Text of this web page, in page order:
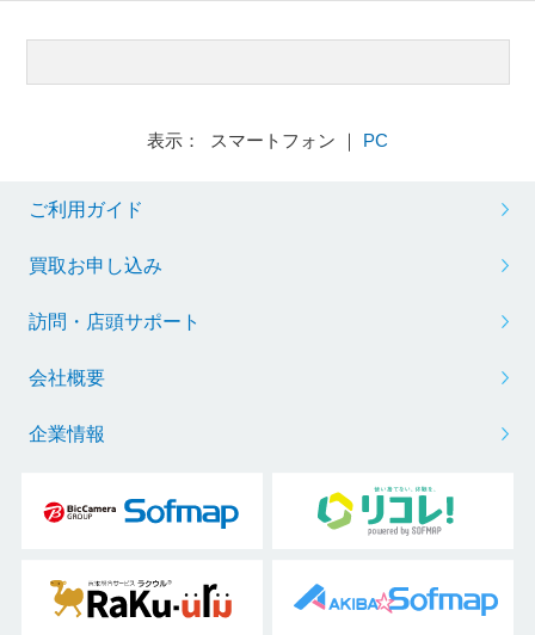
表示： スマートフォン ｜ PC
ご利用ガイド
買取お申し込み
訪問・店頭サポート
会社概要
企業情報